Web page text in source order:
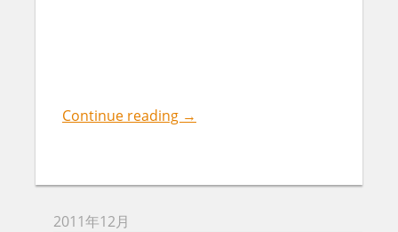
Continue reading →
2011年12月